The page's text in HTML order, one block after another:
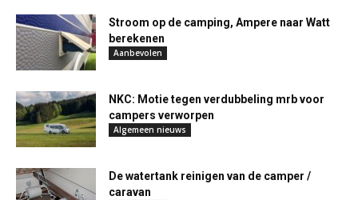
Stroom op de camping, Ampere naar Watt
berekenen
Aanbevolen
NKC: Motie tegen verdubbeling mrb voor
campers verworpen
Algemeen nieuws
De watertank reinigen van de camper /
caravan